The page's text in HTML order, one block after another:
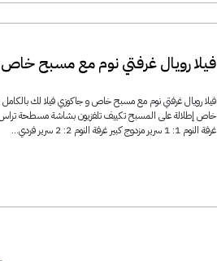
فيلا رويال غرفتي نوم مع مسبح
غرفة النوم 1: 1 سرير مزدوج كبير غرفة النوم 2: 2 سرير فردي...